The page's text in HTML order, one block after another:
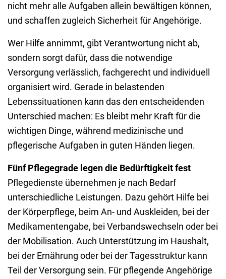
nicht mehr alle Aufgaben allein bewältigen können,
und schaffen zugleich Sicherheit für Angehörige.
Wer Hilfe annimmt, gibt Verantwortung nicht ab,
sondern sorgt dafür, dass die notwendige
Versorgung verlässlich, fachgerecht und individuell
organisiert wird. Gerade in belastenden
Lebenssituationen kann das den entscheidenden
Unterschied machen: Es bleibt mehr Kraft für die
wichtigen Dinge, während medizinische und
pflegerische Aufgaben in guten Händen liegen.
Fünf Pflegegrade legen die Bedürftigkeit fest
Pflegedienste übernehmen je nach Bedarf
unterschiedliche Leistungen. Dazu gehört Hilfe bei
der Körperpflege, beim An- und Auskleiden, bei der
Medikamentengabe, bei Verbandswechseln oder bei
der Mobilisation. Auch Unterstützung im Haushalt,
bei der Ernährung oder bei der Tagesstruktur kann
Teil der Versorgung sein. Für pflegende Angehörige